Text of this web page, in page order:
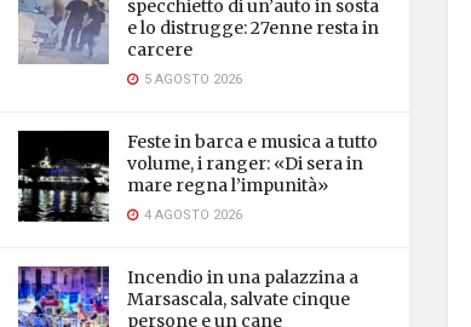
specchietto di un’auto in sosta
e lo distrugge: 27enne resta in
carcere
5 AGOSTO 2026
Feste in barca e musica a tutto
volume, i ranger: «Di sera in
mare regna l’impunità»
4 AGOSTO 2026
Incendio in una palazzina a
Marsascala, salvate cinque
persone e un cane